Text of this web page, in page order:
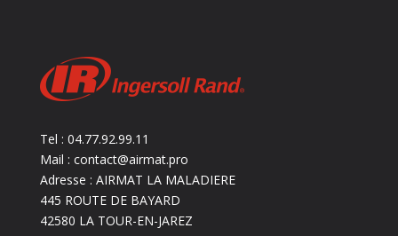
Tel : 04.77.92.99.11
Mail : contact@airmat.pro
Adresse : AIRMAT LA MALADIERE
445 ROUTE DE BAYARD
42580 LA TOUR-EN-JAREZ